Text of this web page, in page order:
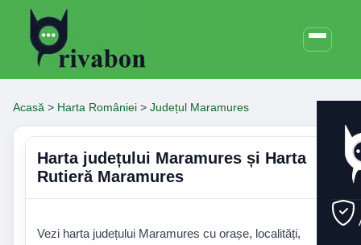
Acasă > Harta României > Județul Maramures
Harta județului Maramures și Harta
Rutieră Maramures
Vezi harta județului Maramures cu orașe, localități,